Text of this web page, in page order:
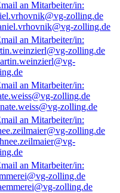
zolling.de
zolling.de
zolling.de